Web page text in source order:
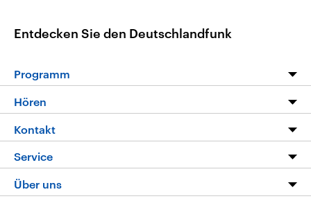
Entdecken Sie den Deutschlandfunk
Programm
Die Nachrichten
Nachrichtenleicht
Neue Beiträge auf dlf.de
Hören
Livestream
Podcasts
Deutschlandfunk App
Kontakt
Hörerservice
Service
FAQ
Über uns